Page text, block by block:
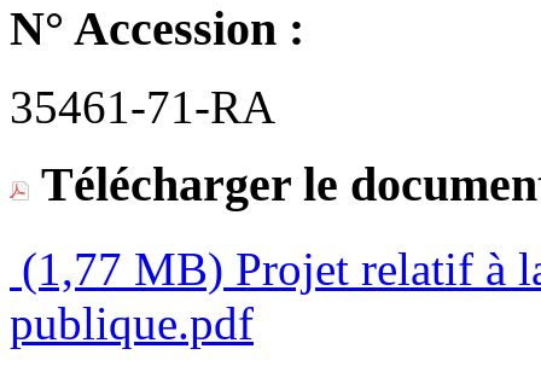
N° Accession :
35461-71-RA
Télécharger le
(1,77 MB) Projet relatif à
publique.pdf